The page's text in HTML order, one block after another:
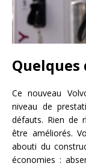
Ce nouveau
niveau de
défauts. Rien de
être améliorés.
abouti du
économies :